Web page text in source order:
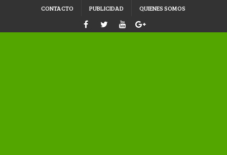
CONTACTO PUBLICIDAD QUIENES SOMOS